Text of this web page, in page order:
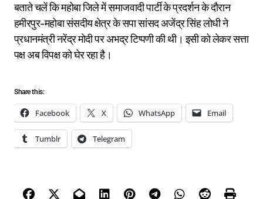
बताते चलें कि महोबा जिले में समाजवादी पार्टी के प्रदर्शन के दौरान
हमीरपुर-महोबा संसदीय क्षेत्र के सपा सांसद अजेंद्र सिंह लोधी ने
प्रधानमंत्री नरेंद्र मोदी पर अभद्र टिप्पणी की थी। इसी को लेकर सत्ता
पक्ष अब विपक्ष को घेर रहा है।
Share this:
Facebook X WhatsApp Email
Tumblr Telegram